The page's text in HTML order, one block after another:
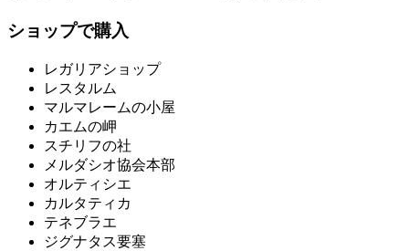
ショップで購入
レガリアショップ
レスタルム
マルマレームの小屋
カエムの岬
スチリフの社
メルダシオ協会本部
オルティシエ
カルタティカ
テネブラエ
ジグナタス要塞